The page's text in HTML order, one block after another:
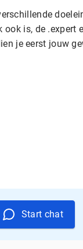
is, de .expert
je eerst jouw
Start chat